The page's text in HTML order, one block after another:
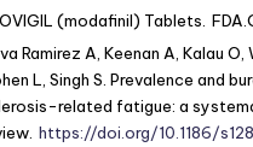
(modafinil) Tablets.
Ramirez A, Keenan A, Kalau
L, Singh S. Prevalence and
related fatigue: a
https://doi.org/10.1186/